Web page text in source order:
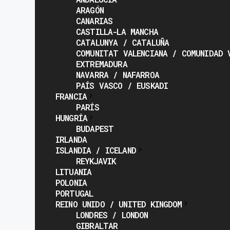
ARAGÓN
CANARIAS
CASTILLA-LA MANCHA
CATALUNYA / CATALUÑA
COMUNITAT VALENCIANA / COMUNIDAD
EXTREMADURA
NAVARRA / NAFARROA
PAÍS VASCO / EUSKADI
FRANCIA
PARÍS
HUNGRÍA
BUDAPEST
IRLANDA
ISLANDIA / ICELAND
REYKJAVIK
LITUANIA
POLONIA
PORTUGAL
REINO UNIDO / UNITED KINGDOM
LONDRES / LONDON
GIBRALTAR